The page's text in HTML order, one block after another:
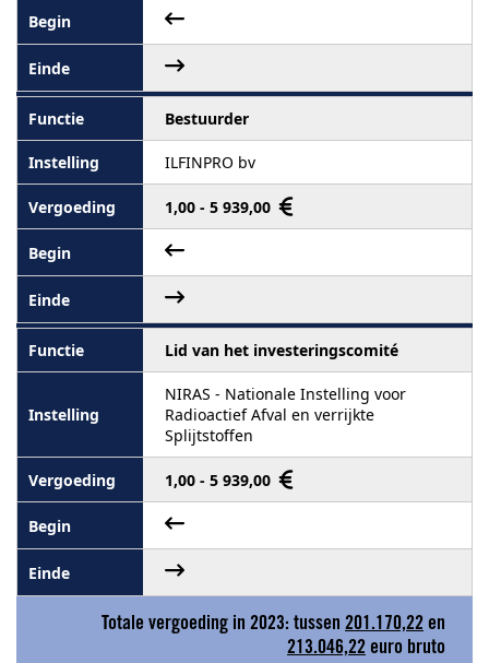
Bestuurder
ILFINPRO bv
1,00 - 5 939,00
Lid van het investeringscomité
NIRAS - Nationale Instelling voor
Radioactief Afval en verrijkte
Splijtstoffen
1,00 - 5 939,00
Totale vergoeding in 2023: tussen 201.170,22 en
213.046,22 euro bruto